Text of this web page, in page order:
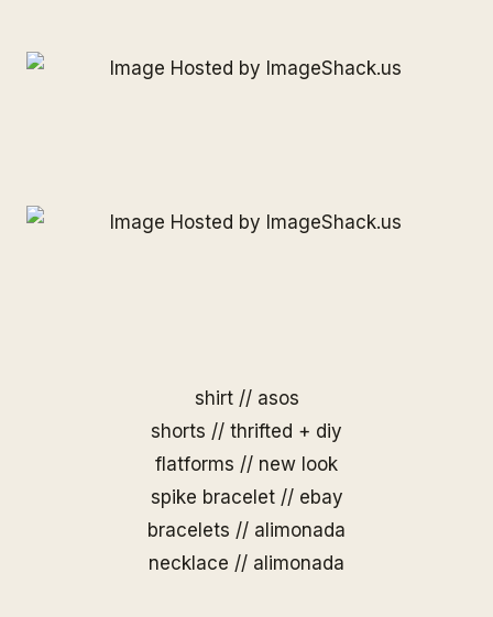
shirt // asos
shorts // thrifted + diy
flatforms // new look
spike bracelet // ebay
bracelets // alimonada
necklace // alimonada